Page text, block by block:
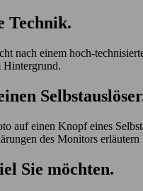
Technik.
nach einem hoch-
Hintergrund.
auf einen Knopf eines
des Monitors erläutern
Sie möchten.